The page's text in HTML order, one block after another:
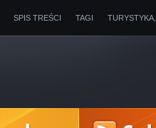
SPIS TREŚCI TAGI